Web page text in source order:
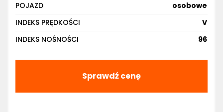
POJAZD
osobowe
INDEKS PRĘDKOŚCI
V
INDEKS NOŚNOŚCI
96
Sprawdź cenę